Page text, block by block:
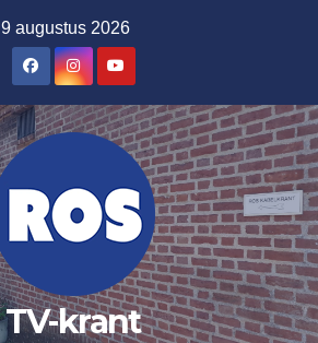
9 augustus 2026
TV-krant